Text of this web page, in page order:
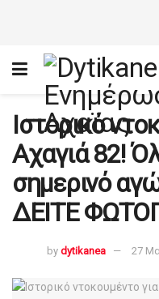
Ιστορικό
Αχαγιά 82!
σημερινό
ΔΕΙΤΕ
by dytikanea 27